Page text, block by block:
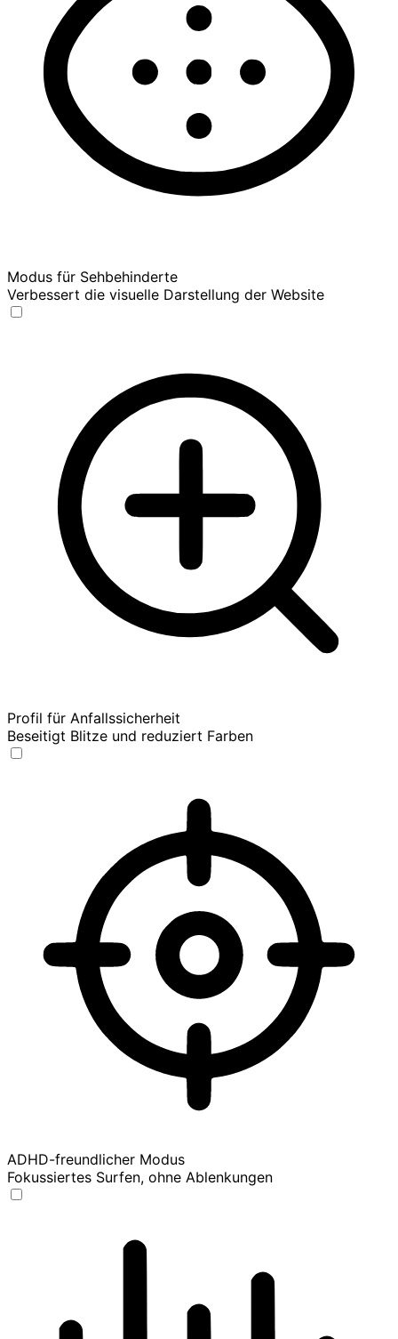
Modus für Sehbehinderte
Verbessert die visuelle Darstellung der Website
Profil für Anfallssicherheit
Beseitigt Blitze und reduziert Farben
ADHD-freundlicher Modus
Fokussiertes Surfen, ohne Ablenkungen